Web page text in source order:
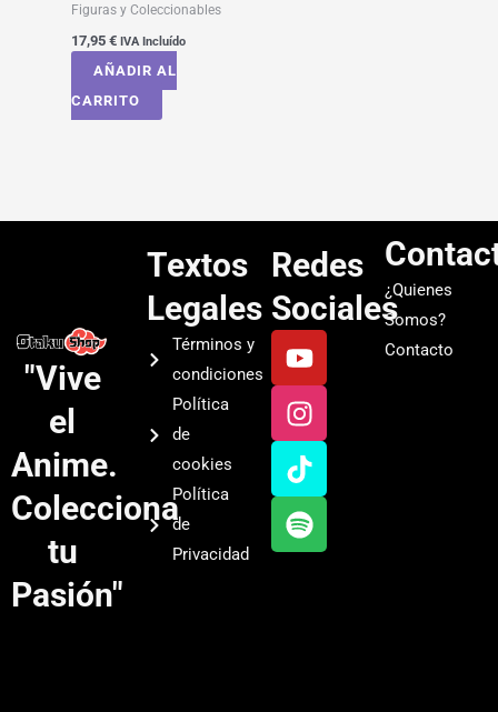
Figuras y Coleccionables
17,95 € IVA Incluído
AÑADIR AL
CARRITO
"Vive
el
Anime.
Colecciona
tu
Pasión"
Textos
Legales
Términos y
condiciones
Política
de
cookies
Política
de
Privacidad
Redes
Sociales
Y
o
u
t
u
b
e
I
n
s
t
a
g
r
a
T
i
k
t
o
k
S
p
o
t
i
f
y
¿Quienes
Somos?
Contacto